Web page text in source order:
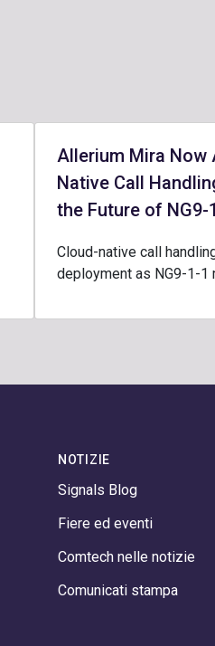
Allerium Mira Now
Native Call
the Future of NG9-
Cloud-native call
deployment as NG9-1-1
NOTIZIE
Signals Blog
Fiere ed eventi
Comtech nelle notizie
Comunicati stampa